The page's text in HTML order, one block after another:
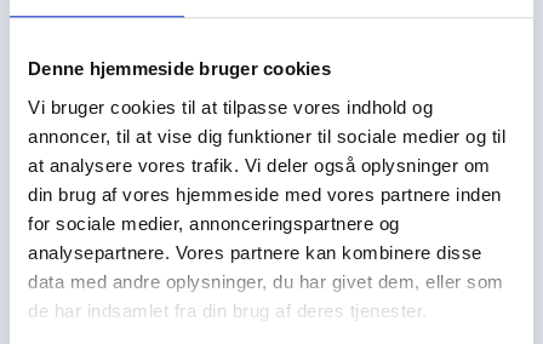
Denne hjemmeside bruger cookies
Vi bruger cookies til at tilpasse vores indhold og
annoncer, til at vise dig funktioner til sociale medier og til
at analysere vores trafik. Vi deler også oplysninger om
din brug af vores hjemmeside med vores partnere inden
for sociale medier, annonceringspartnere og
analysepartnere. Vores partnere kan kombinere disse
data med andre oplysninger, du har givet dem, eller som
de har indsamlet fra din brug af deres tjenester.
Tjen penge og støt
Tjen penge til:
Spejdere/spejdergruppen/FDF’ere, m.fl.
Kontor
Tjenpengeogstoet.dk
Ejby Industrivej 91
DK – 2600 Glostrup
CVR: 19347508